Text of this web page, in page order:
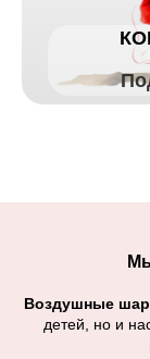
Воздушные
детей, но и